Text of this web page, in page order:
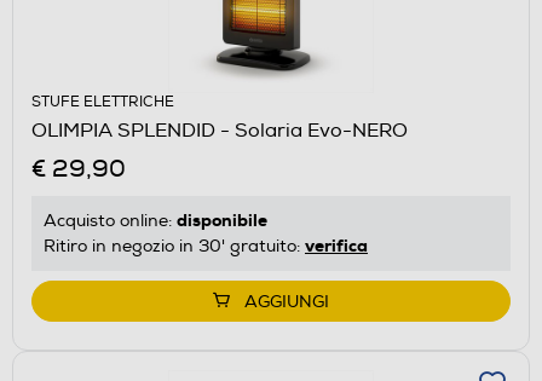
STUFE ELETTRICHE
OLIMPIA SPLENDID - Solaria Evo-NERO
€ 29,90
Acquisto online: disponibile
Ritiro in negozio in 30' gratuito: verifica
AGGIUNGI